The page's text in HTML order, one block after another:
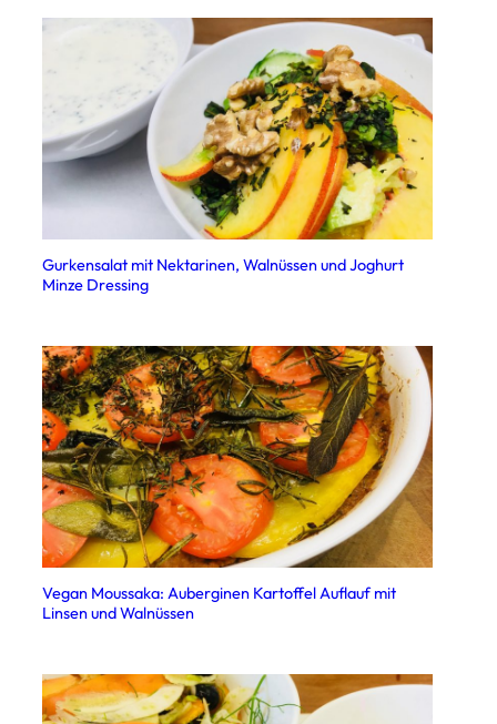
Gurkensalat mit Nektarinen, Walnüssen und Joghurt
Minze Dressing
Vegan Moussaka: Auberginen Kartoffel Auflauf mit
Linsen und Walnüssen